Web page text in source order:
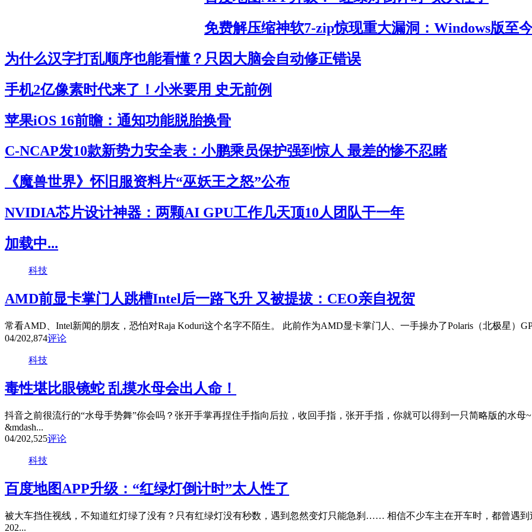
免费解压缩神软7-zip惊现重大漏洞：Windows版至
为什么汉字打乱顺序也能看懂？只因大脑会自动修正错误
手机2亿像素时代来了！小米要用 史无前例
苹果iOS 16前瞻：通知功能脱胎换骨
C-NCAP发10款新势力安全表：小鹏乘员保护强到惊人 最差的惨不忍睹
《魔兽世界》怀旧服资料片“巫妖王之怒”公布
NVIDIA芯片设计神器：两颗AI GPU工作几天顶10人团队干一年
加载中...
科技
AMD前显卡掌门人跳槽Intel后一路飞升 又被提拔：CEO亲自祝贺
常看AMD、Intel新闻的朋友，恐怕对Raja Koduri这个名字不陌生。 此前作为AMD显卡掌门人、一手操办了Polaris（北极星）
04/202,874评论
科技
毒性堪比眼镜蛇 乱摸水母会出人命！
抖音之前很流行的“水母手势舞”你会吗？张开手掌再捏住手指向后拉，收回手指，张开手指，你就可以得到一只简略版的水
&mdash...
04/202,525评论
科技
百度地图APP升级：“红绿灯倒计时”太人性了
被大车挡住视线，不知道红灯绿了没有？只有红绿灯没有秒数，遇到忽然变灯只能急刹…… 相信不少车主在开车时，都曾遇
202...